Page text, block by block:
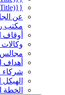
{{mmc.getCurrentTranslation(item.Title)}}
عن
مكتب
أوقاف
وكالات
مجالس
أهداف
شركاء
الخطة